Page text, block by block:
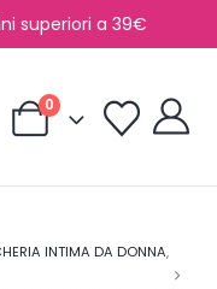
superiori a 39€
0
INTIMA DA DONNA,